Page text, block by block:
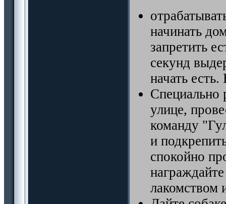
начинать
запретить
секунд
начать
Специально
улице,
команду
и
спокойно
лакомством